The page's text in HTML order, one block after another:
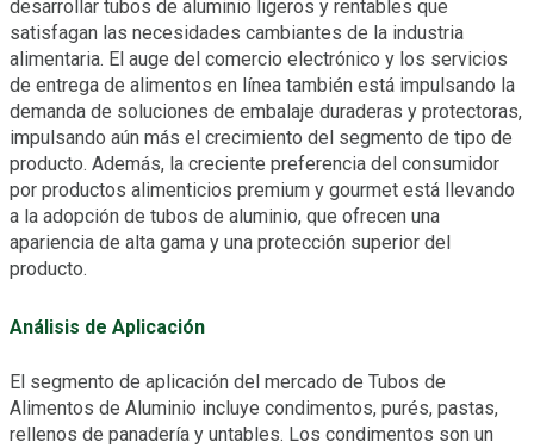
desarrollar tubos de aluminio ligeros y rentables que
satisfagan las necesidades cambiantes de la industria
alimentaria. El auge del comercio electrónico y los servicios
de entrega de alimentos en línea también está impulsando la
demanda de soluciones de embalaje duraderas y protectoras,
impulsando aún más el crecimiento del segmento de tipo de
producto. Además, la creciente preferencia del consumidor
por productos alimenticios premium y gourmet está llevando
a la adopción de tubos de aluminio, que ofrecen una
apariencia de alta gama y una protección superior del
producto.
Análisis de Aplicación
El segmento de aplicación del mercado de Tubos de
Alimentos de Aluminio incluye condimentos, purés, pastas,
rellenos de panadería y untables. Los condimentos son un